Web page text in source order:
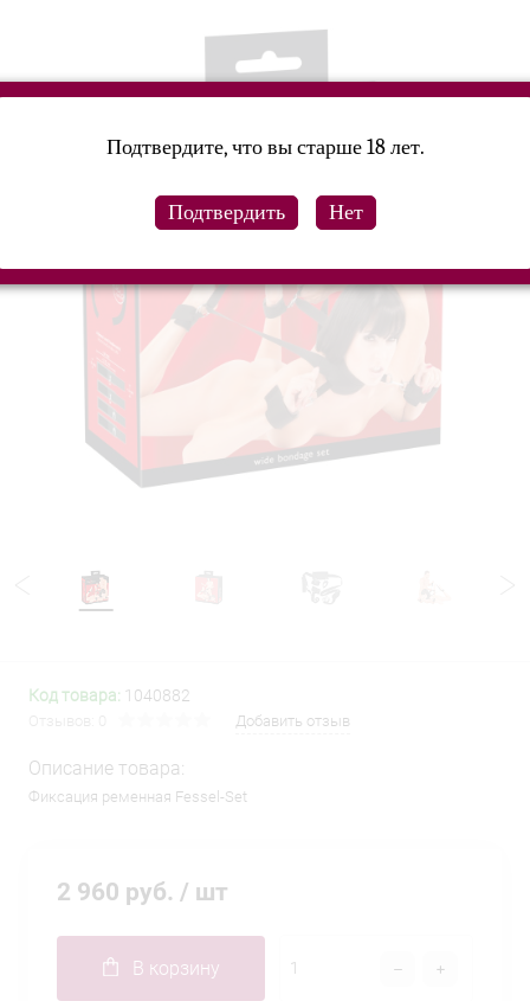
Код товара: 1040882
Добавить отзыв
Описание товара:
Фиксация ременная Fessel-Set
2 960 руб. / шт
В корзину
Подтвердите, что вы старше 18 лет.